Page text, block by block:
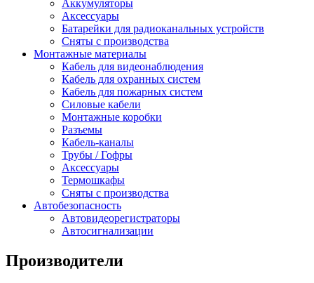
Аккумуляторы
Аксессуары
Батарейки для радиоканальных устройств
Сняты с производства
Монтажные материалы
Кабель для видеонаблюдения
Кабель для охранных систем
Кабель для пожарных систем
Силовые кабели
Монтажные коробки
Разъемы
Кабель-каналы
Трубы / Гофры
Аксессуары
Термошкафы
Сняты с производства
Автобезопасность
Автовидеорегистраторы
Автосигнализации
Производители